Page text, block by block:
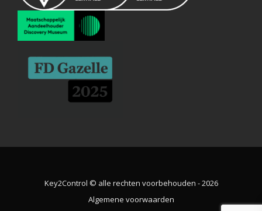
Key2Control © alle rechten voorbehouden - 2026
Algemene voorwaarden